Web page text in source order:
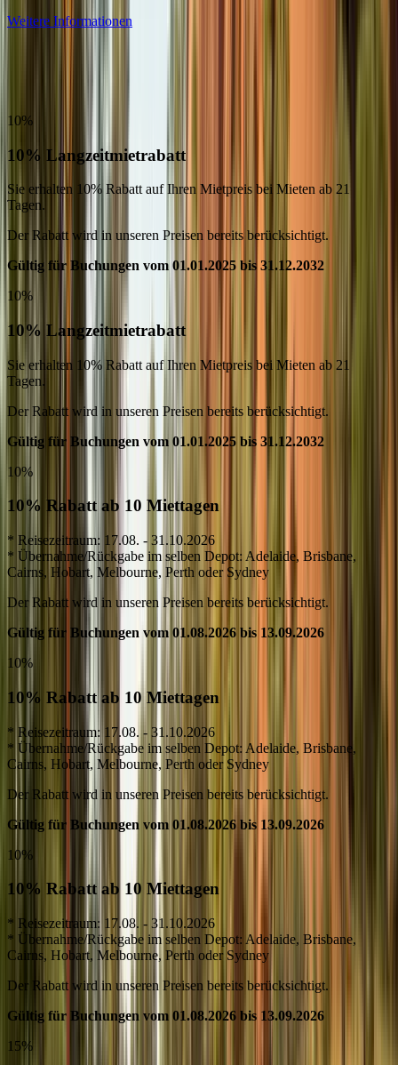
Weitere Informationen
Sonderangebote für Wohnmobile und
10%
10% Langzeitmietrabatt
Sie erhalten 10% Rabatt auf Ihren Mietpreis bei Mieten ab 21
Tagen.
Der Rabatt wird in unseren Preisen bereits berücksichtigt.
Gültig für Buchungen vom 01.01.2025 bis 31.12.2032
10%
10% Langzeitmietrabatt
Sie erhalten 10% Rabatt auf Ihren Mietpreis bei Mieten ab 21
Tagen.
Der Rabatt wird in unseren Preisen bereits berücksichtigt.
Gültig für Buchungen vom 01.01.2025 bis 31.12.2032
10%
10% Rabatt ab 10 Miettagen
* Reisezeitraum: 17.08. - 31.10.2026
* Übernahme/Rückgabe im selben Depot: Adelaide, Brisbane,
Cairns, Hobart, Melbourne, Perth oder Sydney
Der Rabatt wird in unseren Preisen bereits berücksichtigt.
Gültig für Buchungen vom 01.08.2026 bis 13.09.2026
10%
10% Rabatt ab 10 Miettagen
* Reisezeitraum: 17.08. - 31.10.2026
* Übernahme/Rückgabe im selben Depot: Adelaide, Brisbane,
Cairns, Hobart, Melbourne, Perth oder Sydney
Der Rabatt wird in unseren Preisen bereits berücksichtigt.
Gültig für Buchungen vom 01.08.2026 bis 13.09.2026
10%
10% Rabatt ab 10 Miettagen
* Reisezeitraum: 17.08. - 31.10.2026
* Übernahme/Rückgabe im selben Depot: Adelaide, Brisbane,
Cairns, Hobart, Melbourne, Perth oder Sydney
Der Rabatt wird in unseren Preisen bereits berücksichtigt.
Gültig für Buchungen vom 01.08.2026 bis 13.09.2026
15%